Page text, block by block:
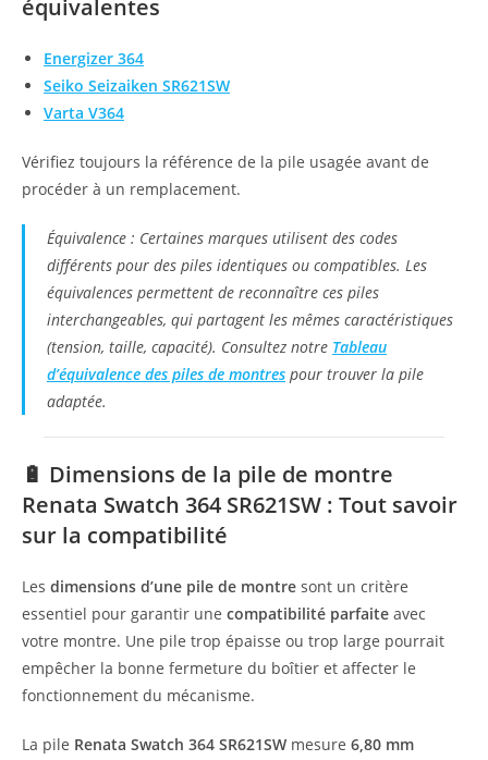
équivalentes
Energizer 364
Seiko Seizaiken SR621SW
Varta V364
Vérifiez toujours la référence de la pile usagée avant de
procéder à un remplacement.
Équivalence : Certaines marques utilisent des codes
différents pour des piles identiques ou compatibles. Les
équivalences permettent de reconnaître ces piles
interchangeables, qui partagent les mêmes caractéristiques
(tension, taille, capacité). Consultez notre Tableau
d’équivalence des piles de montres pour trouver la pile
adaptée.
🔋 Dimensions de la pile de montre
Renata Swatch 364 SR621SW : Tout savoir
sur la compatibilité
Les dimensions d’une pile de montre sont un critère
essentiel pour garantir une compatibilité parfaite avec
votre montre. Une pile trop épaisse ou trop large pourrait
empêcher la bonne fermeture du boîtier et affecter le
fonctionnement du mécanisme.
La pile Renata Swatch 364 SR621SW mesure 6,80 mm